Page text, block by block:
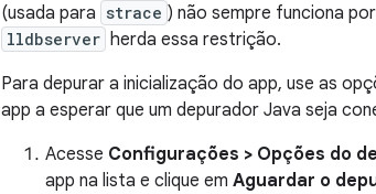
(usada para strace ) não sempre funciona
lldbserver herda essa restrição.
Para depurar a inicialização do app, use as
app a esperar que um depurador Java seja
Acesse Configurações > Opções do
app na lista e clique em Aguardar o